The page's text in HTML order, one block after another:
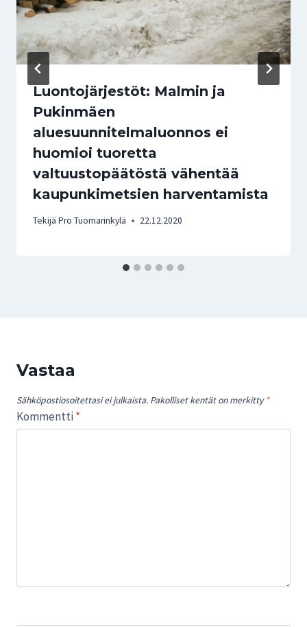
Luontojärjestöt: Malmin ja
Pukinmäen
aluesuunnitelmaluonnos ei
huomioi tuoretta
valtuustopäätöstä vähentää
kaupunkimetsien harventamista
Tekijä Pro Tuomarinkylä 22.12.2020
Vastaa
Sähköpostiosoitettasi ei julkaista. Pakolliset kentät on merkitty *
Kommentti *